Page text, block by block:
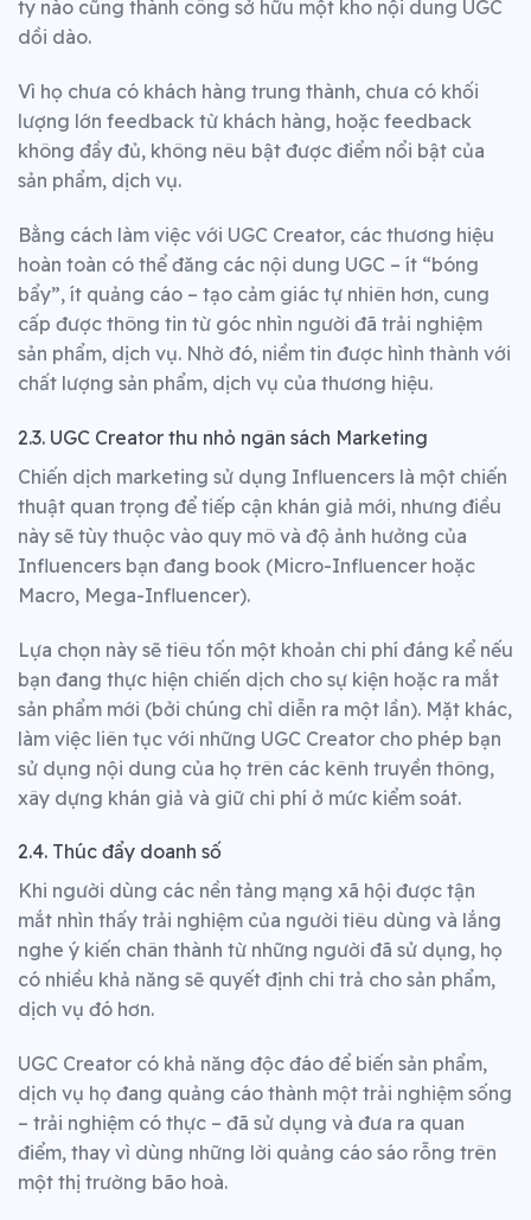
ty nào cũng thành công sở hữu một kho nội dung UGC
dồi dào.
Vì họ chưa có khách hàng trung thành, chưa có khối
lượng lớn feedback từ khách hàng, hoặc feedback
không đầy đủ, không nêu bật được điểm nổi bật của
sản phẩm, dịch vụ.
Bằng cách làm việc với UGC Creator, các thương hiệu
hoàn toàn có thể đăng các nội dung UGC – ít “bóng
bẩy”, ít quảng cáo – tạo cảm giác tự nhiên hơn, cung
cấp được thông tin từ góc nhìn người đã trải nghiệm
sản phẩm, dịch vụ. Nhờ đó, niềm tin được hình thành với
chất lượng sản phẩm, dịch vụ của thương hiệu.
2.3. UGC Creator thu nhỏ ngân sách Marketing
Chiến dịch marketing sử dụng Influencers là một chiến
thuật quan trọng để tiếp cận khán giả mới, nhưng điều
này sẽ tùy thuộc vào quy mô và độ ảnh hưởng của
Influencers bạn đang book (Micro-Influencer hoặc
Macro, Mega-Influencer).
Lựa chọn này sẽ tiêu tốn một khoản chi phí đáng kể nếu
bạn đang thực hiện chiến dịch cho sự kiện hoặc ra mắt
sản phẩm mới (bởi chúng chỉ diễn ra một lần). Mặt khác,
làm việc liên tục với những UGC Creator cho phép bạn
sử dụng nội dung của họ trên các kênh truyền thông,
xây dựng khán giả và giữ chi phí ở mức kiểm soát.
2.4. Thúc đẩy doanh số
Khi người dùng các nền tảng mạng xã hội được tận
mắt nhìn thấy trải nghiệm của người tiêu dùng và lắng
nghe ý kiến chân thành từ những người đã sử dụng, họ
có nhiều khả năng sẽ quyết định chi trả cho sản phẩm,
dịch vụ đó hơn.
UGC Creator có khả năng độc đáo để biến sản phẩm,
dịch vụ họ đang quảng cáo thành một trải nghiệm sống
– trải nghiệm có thực – đã sử dụng và đưa ra quan
điểm, thay vì dùng những lời quảng cáo sáo rỗng trên
một thị trường bão hoà.